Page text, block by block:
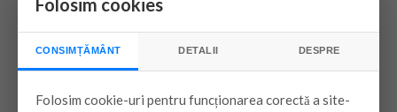
stoc magazin
VEZI PRODUSUL
Folosim cookies
CONSIMȚĂMÂNT DETALII DESPRE
Folosim cookie-uri pentru funcționarea corectă a site-